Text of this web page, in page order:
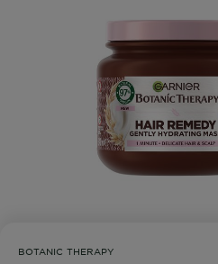
BOTANIC THERAPY